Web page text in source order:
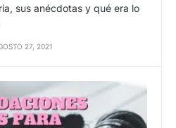
sus anécdotas y qué era lo
27, 2021